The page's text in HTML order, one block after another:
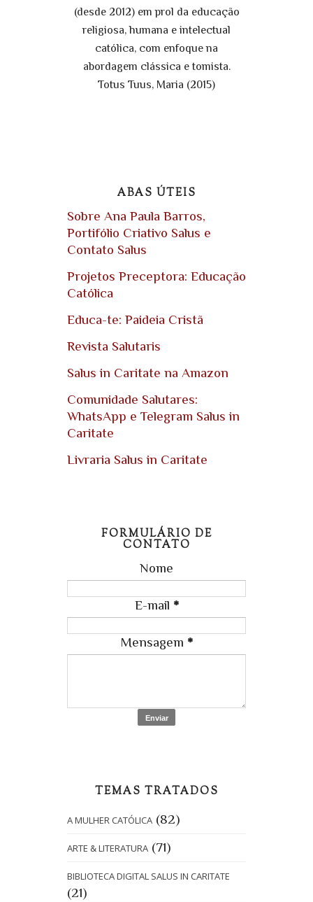
(desde 2012) em prol da educação
religiosa, humana e intelectual
católica, com enfoque na
abordagem clássica e tomista.
Totus Tuus, Maria (2015)
ABAS ÚTEIS
Sobre Ana Paula Barros,
Portifólio Criativo Salus e
Contato Salus
Projetos Preceptora: Educação
Católica
Educa-te: Paideia Cristã
Revista Salutaris
Salus in Caritate na Amazon
Comunidade Salutares:
WhatsApp e Telegram Salus in
Caritate
Livraria Salus in Caritate
FORMULÁRIO DE
CONTATO
Nome
E-mail *
Mensagem *
TEMAS TRATADOS
A MULHER CATÓLICA (82)
ARTE & LITERATURA (71)
BIBLIOTECA DIGITAL SALUS IN CARITATE
(21)